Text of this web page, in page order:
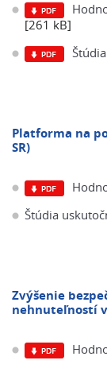
[261 kB]
Platforma na
SR)
Štúdia
Zvýšenie
nehnuteľností v